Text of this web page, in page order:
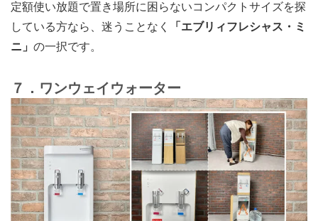
定額使い放題で置き場所に困らないコンパクトサイズを探
している方なら、迷うことなく
「 エブリィフレシャス・ミ
ニ 」 の一択です。
７．ワンウェイウォーター